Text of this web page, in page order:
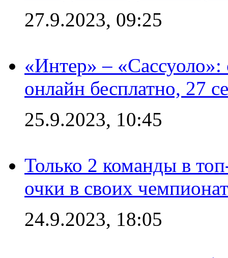
27.9.2023, 09:25
«Интер» –
онлайн бесплатно, 27
25.9.2023, 10:45
Только 2 команды в
очки в своих
24.9.2023, 18:05